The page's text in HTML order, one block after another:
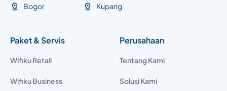
Bogor
Kupang
Paket & Servis
Wifiku Retail
Wifiku Business
Perusahaan
Tentang Kami
Solusi Kami